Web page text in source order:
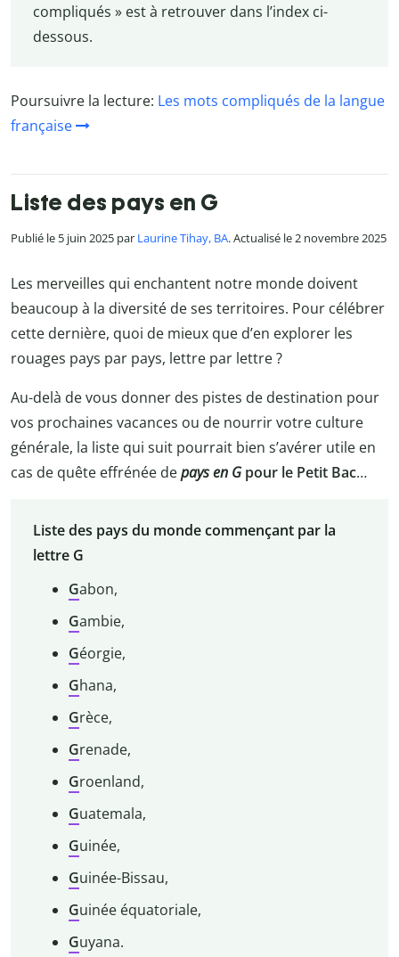
compliqués » est à retrouver dans l’index ci-
dessous.
Poursuivre la lecture: Les mots compliqués de la langue
française
Liste des pays en G
Publié le 5 juin 2025 par Laurine Tihay, BA. Actualisé le 2 novembre 2025
Les merveilles qui enchantent notre monde doivent
beaucoup à la diversité de ses territoires. Pour célébrer
cette dernière, quoi de mieux que d’en explorer les
rouages pays par pays, lettre par lettre ?
Au-delà de vous donner des pistes de destination pour
vos prochaines vacances ou de nourrir votre culture
générale, la liste qui suit pourrait bien s’avérer utile en
cas de quête effrénée depays en Gpour le Petit Bac…
Liste des pays du monde commençant par la
lettre G
Gabon,
Gambie,
Géorgie,
Ghana,
Grèce,
Grenade,
Groenland,
Guatemala,
Guinée,
Guinée-Bissau,
Guinée équatoriale,
Guyana.